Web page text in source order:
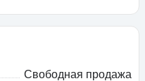
Свободная продажа